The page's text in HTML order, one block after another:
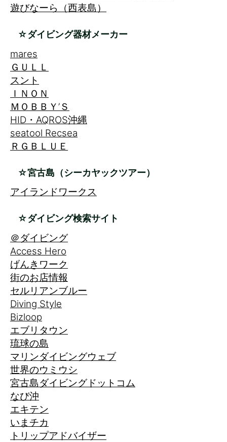
遊びなーら（西表島）
☆ダイビング器材メーカー
mares
ＧＵＬＬ
スント
ＩＮＯＮ
ＭＯＢＢＹ’Ｓ
HID・AQROS沖縄
seatool Recsea
ＲＧＢＬＵＥ
☆宮古島（シーカヤックツアー）
アイランドワークス
☆ダイビング検索サイト
＠ダイビング
Access Hero
げんきワーク
街のお店情報
セルリアンブルー
Diving Style
Bizloop
エブリタウン
琉球の島
マリンダイビングウェブ
世界のウミウシ
宮古島ダイビングドットコム
なび沖
エキテン
いまチカ
トリップアドバイザー